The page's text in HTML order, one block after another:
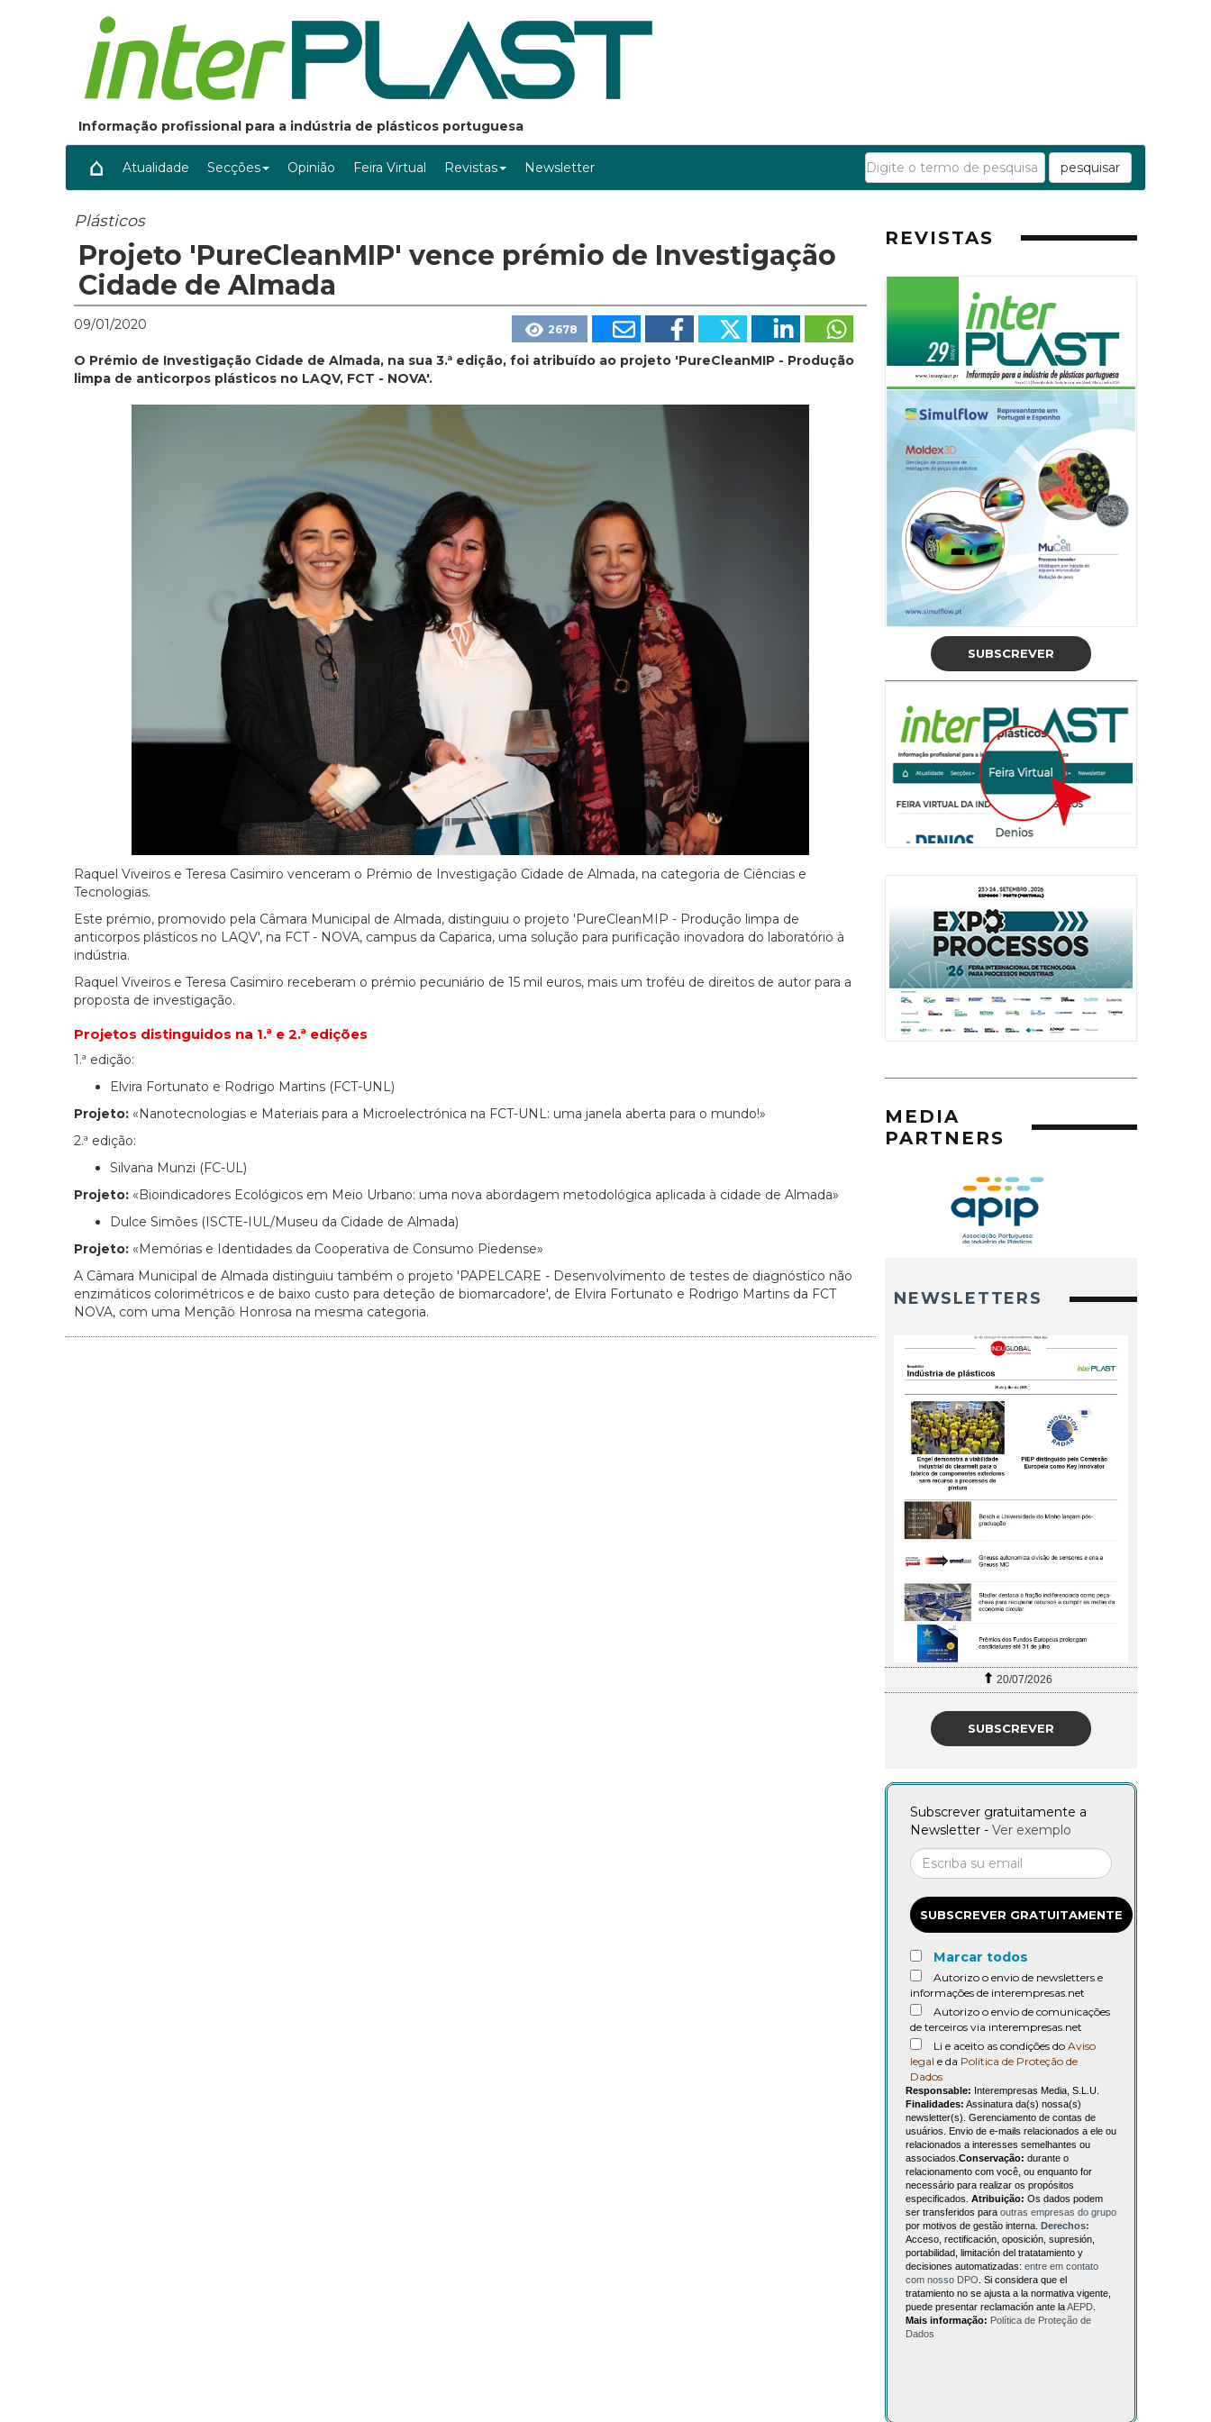
Informação profissional para a indústria de plásticos portuguesa
Atualidade Secções Opinião Feira Virtual Revistas Newsletter pesquisar
Plásticos
Projeto 'PureCleanMIP' vence prémio de Investigação
Cidade de Almada
09/01/2020 2678
O Prémio de Investigação Cidade de Almada, na sua 3.ª edição, foi atribuído ao projeto 'PureCleanMIP - Produção
limpa de anticorpos plásticos no LAQV, FCT - NOVA'.
Raquel Viveiros e Teresa Casimiro venceram o Prémio de Investigação Cidade de Almada, na categoria de Ciências e
Tecnologias.
Este prémio, promovido pela Câmara Municipal de Almada, distinguiu o projeto 'PureCleanMIP - Produção limpa de
anticorpos plásticos no LAQV', na FCT - NOVA, campus da Caparica, uma solução para purificação inovadora do laboratório à
indústria.
Raquel Viveiros e Teresa Casimiro receberam o prémio pecuniário de 15 mil euros, mais um troféu de direitos de autor para a
proposta de investigação.
Projetos distinguidos na 1.ª e 2.ª edições
1.ª edição:
Elvira Fortunato e Rodrigo Martins (FCT-UNL)
Projeto: «Nanotecnologias e Materiais para a Microelectrónica na FCT-UNL: uma janela aberta para o mundo!»
2.ª edição:
Silvana Munzi (FC-UL)
Projeto: «Bioindicadores Ecológicos em Meio Urbano: uma nova abordagem metodológica aplicada à cidade de Almada»
Dulce Simões (ISCTE-IUL/Museu da Cidade de Almada)
Projeto: «Memórias e Identidades da Cooperativa de Consumo Piedense»
A Câmara Municipal de Almada distinguiu também o projeto 'PAPELCARE - Desenvolvimento de testes de diagnóstico não
enzimáticos colorimétricos e de baixo custo para deteção de biomarcadore', de Elvira Fortunato e Rodrigo Martins da FCT
NOVA, com uma Menção Honrosa na mesma categoria.
REVISTAS
SUBSCREVER
MEDIA
PARTNERS
NEWSLETTERS
20/07/2026
SUBSCREVER
Subscrever gratuitamente a
Newsletter - Ver exemplo
SUBSCREVER GRATUITAMENTE
Marcar todos
Autorizo o envio de newsletters e
informações de interempresas.net
Autorizo o envio de comunicações
de terceiros via interempresas.net
Li e aceito as condições do Aviso
legal e da Política de Proteção de
Dados
Responsable: Interempresas Media, S.L.U.
Finalidades: Assinatura da(s) nossa(s)
newsletter(s). Gerenciamento de contas de
usuários. Envio de e-mails relacionados a ele ou
relacionados a interesses semelhantes ou
associados. Conservação: durante o
relacionamento com você, ou enquanto for
necessário para realizar os propósitos
especificados. Atribuição: Os dados podem
ser transferidos para outras empresas do grupo
por motivos de gestão interna. Derechos:
Acceso, rectificación, oposición, supresión,
portabilidad, limitación del tratatamiento y
decisiones automatizadas: entre em contato
com nosso DPO . Si considera que el
tratamiento no se ajusta a la normativa vigente,
puede presentar reclamación ante laAEPD
Mais informação: Política de Proteção de
Dados